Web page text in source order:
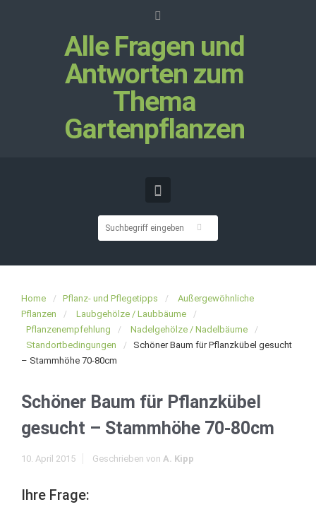
Alle Fragen und
Antworten zum
Thema
Gartenpflanzen
Home Pflanz- und Pflegetipps
Außergewöhnliche
Pflanzen
Laubgehölze / Laubbäume
Pflanzenempfehlung
Nadelgehölze / Nadelbäume
Standortbedingungen
Schöner Baum für Pflanzkübel gesucht
– Stammhöhe 70-80cm
Schöner Baum für Pflanzkübel
gesucht – Stammhöhe 70-80cm
10. April 2015 Geschrieben von A. Kipp
Ihre Frage: